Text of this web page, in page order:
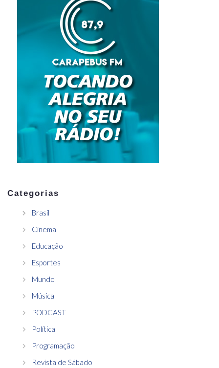
Categorias
Brasil
Cinema
Educação
Esportes
Mundo
Música
PODCAST
Política
Programação
Revista de Sábado